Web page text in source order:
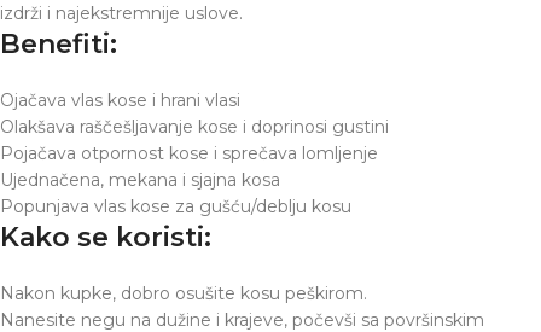
izdrži i najekstremnije uslove.
Benefiti:
Ojačava vlas kose i hrani vlasi
Olakšava raščešljavanje kose i doprinosi gustini
Pojačava otpornost kose i sprečava lomljenje
Ujednačena, mekana i sjajna kosa
Popunjava vlas kose za gušću/deblju kosu
Kako se koristi:
Nakon kupke, dobro osušite kosu peškirom.
Nanesite negu na dužine i krajeve, počevši sa površinskim